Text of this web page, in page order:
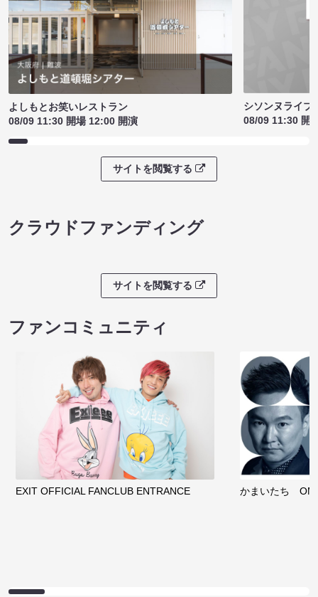
よしもとお笑いレストラン
08/09 11:30 開場 12:00 開演
シソンヌライ
08/09 11:30 開
サイトを閲覧する
クラウドファンディング
サイトを閲覧する
ファンコミュニティ
EXIT OFFICIAL FANCLUB ENTRANCE かまいたち